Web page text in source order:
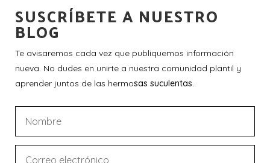
SUSCRÍBETE A NUESTRO
BLOG
Te avisaremos cada vez que publiquemos información
nueva. No dudes en unirte a nuestra comunidad plantil y
aprender juntos de las hermosas suculentas.